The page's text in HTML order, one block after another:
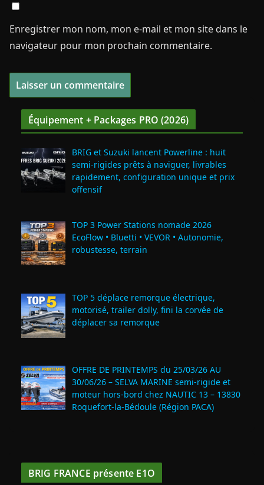
Enregistrer mon nom, mon e-mail et mon site dans le
navigateur pour mon prochain commentaire.
Équipement + Packages PRO (2026)
BRIG et Suzuki lancent Powerline : huit
semi‑rigides prêts à naviguer, livrables
rapidement, configuration unique et prix
offensif
TOP 3 Power Stations nomade 2026
EcoFlow • Bluetti • VEVOR • Autonomie,
robustesse, terrain
TOP 5 déplace remorque électrique,
motorisé, trailer dolly, fini la corvée de
déplacer sa remorque
OFFRE DE PRINTEMPS du 25/03/26 AU
30/06/26 – SELVA MARINE semi-rigide et
moteur hors-bord chez NAUTIC 13 – 13830
Roquefort‑la‑Bédoule (Région PACA)
BRIG FRANCE présente E1O